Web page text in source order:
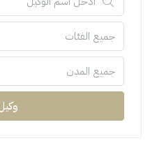
جميع الفئات
جميع المدن